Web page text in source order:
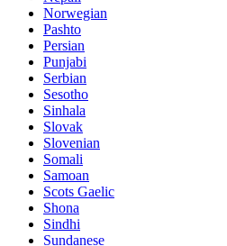
Norwegian
Pashto
Persian
Punjabi
Serbian
Sesotho
Sinhala
Slovak
Slovenian
Somali
Samoan
Scots Gaelic
Shona
Sindhi
Sundanese